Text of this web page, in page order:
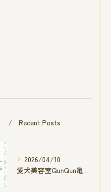
Recent Posts
2026/04/10
愛犬美容室QunQun亀山エコー店